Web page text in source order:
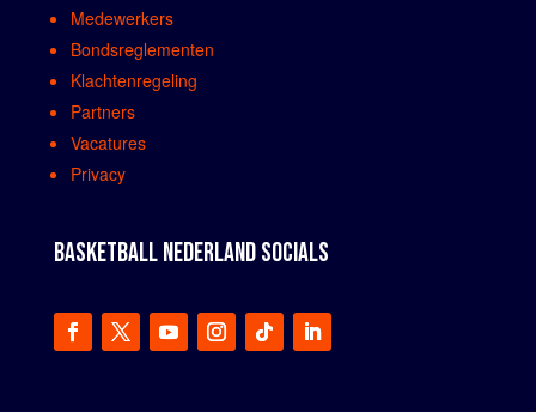
Medewerkers
Bondsreglementen
Klachtenregeling
Partners
Vacatures
Privacy
BASKETBALL NEDERLAND SOCIALS